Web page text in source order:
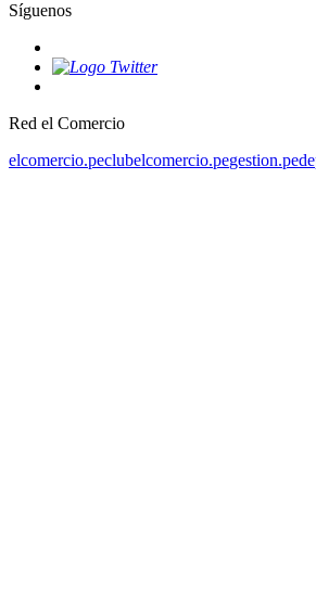
Síguenos
Red el Comercio
elcomercio.peclubelcomercio.pegestion.pe